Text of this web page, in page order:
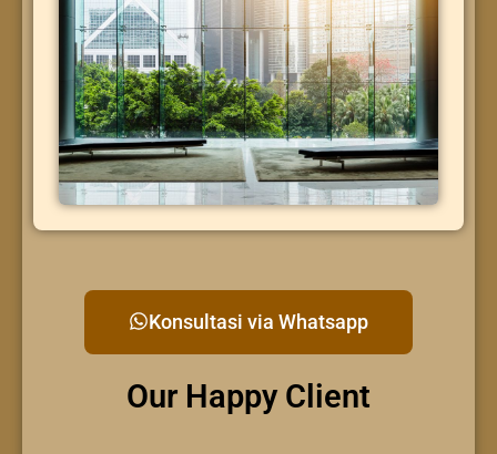
Konsultasi via Whatsapp
Our Happy Client